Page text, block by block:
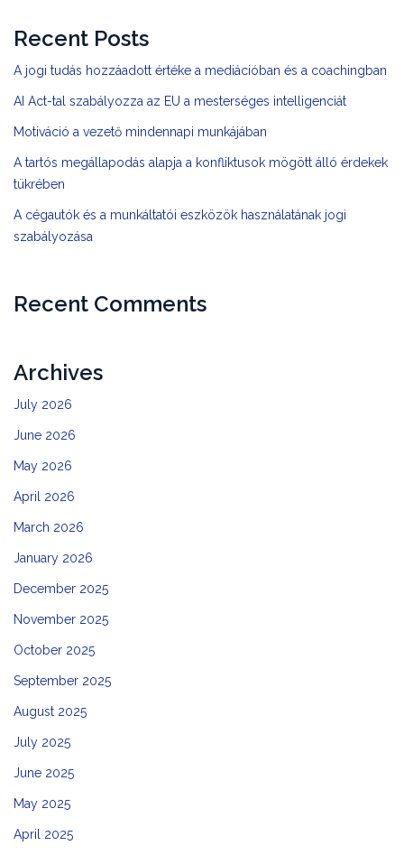
Recent Posts
A jogi tudás hozzáadott értéke a mediációban és a coachingban
AI Act-tal szabályozza az EU a mesterséges intelligenciát
Motiváció a vezető mindennapi munkájában
A tartós megállapodás alapja a konfliktusok mögött álló érdekek
tükrében
A cégautók és a munkáltatói eszközök használatának jogi
szabályozása
Recent Comments
Archives
July 2026
June 2026
May 2026
April 2026
March 2026
January 2026
December 2025
November 2025
October 2025
September 2025
August 2025
July 2025
June 2025
May 2025
April 2025